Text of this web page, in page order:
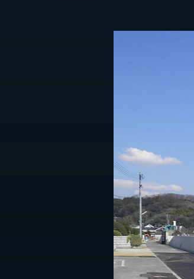
パートナーシップ構築宣言
地元サポートチーム